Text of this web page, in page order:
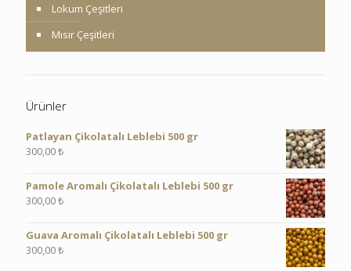
Lokum Çeşitleri
Mısır Çeşitleri
Ürünler
Patlayan Çikolatalı Leblebi 500 gr
300,00₺
Pamole Aromalı Çikolatalı Leblebi 500 gr
300,00₺
Guava Aromalı Çikolatalı Leblebi 500 gr
300,00₺